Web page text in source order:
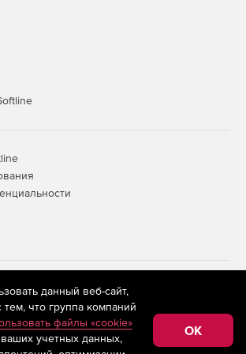
интерфейс позволяет настроить
может быть запущена в режиме
ресурсе store.softline.ru применяются
технологии
(информационные технологии
на основе сбора,
сведений, относящихся к
сети «Интернет»,
Российской Федерации)
данный веб-сайт,
тем, что группа компаний
файлы «cookie»
учетных данных,
OK